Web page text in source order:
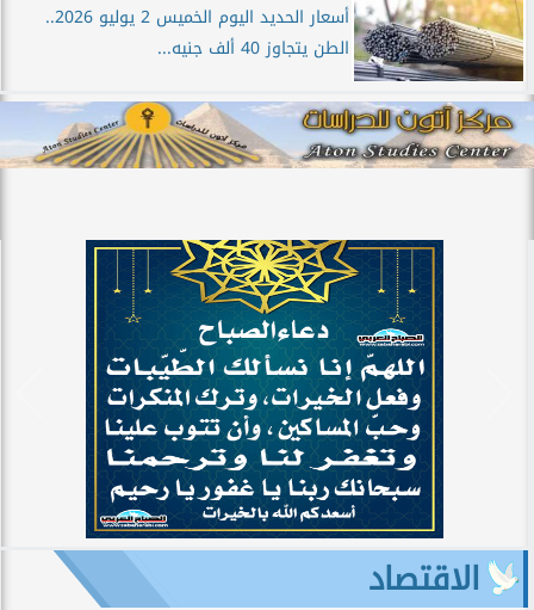
أسعار الحديد اليوم الخميس 2 يوليو 2026..
الطن يتجاوز 40 ألف جنيه...
الاقتصاد